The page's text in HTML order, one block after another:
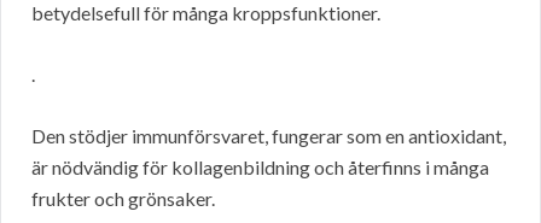
betydelsefull för många kroppsfunktioner.
.
Den stödjer immunförsvaret, fungerar som en antioxidant,
är nödvändig för kollagenbildning och återfinns i många
frukter och grönsaker.